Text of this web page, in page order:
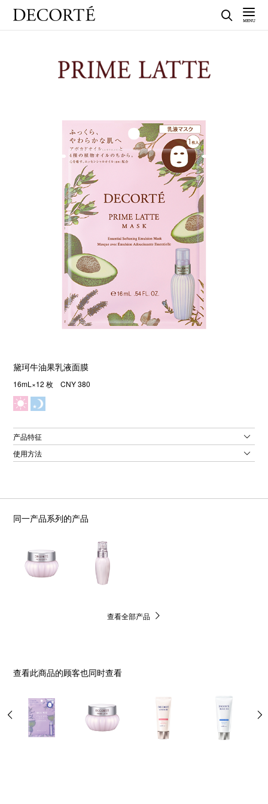
黛珂牛油果乳液面膜
16mL×12 枚 CNY 380
产品特征
使用方法
同一产品系列的产品
查看全部产品
查看此商品的顾客也同时查看